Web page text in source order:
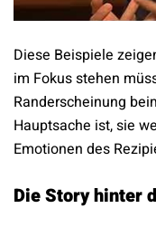
Diese Beispiele
im Fokus stehen
Randerscheinung
Hauptsache ist, sie
Emotionen des
Die Story hinter